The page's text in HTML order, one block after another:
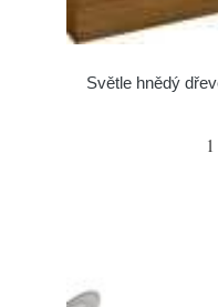
Světle hnědý